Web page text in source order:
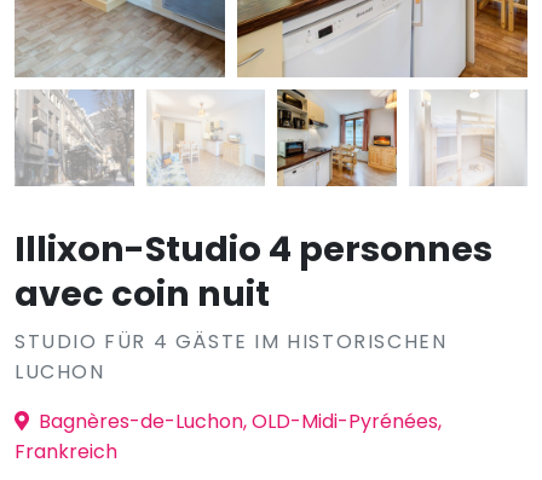
Illixon-Studio 4 personnes
avec coin nuit
STUDIO FÜR 4 GÄSTE IM HISTORISCHEN
LUCHON
Bagnères-de-Luchon, OLD-Midi-Pyrénées,
Frankreich